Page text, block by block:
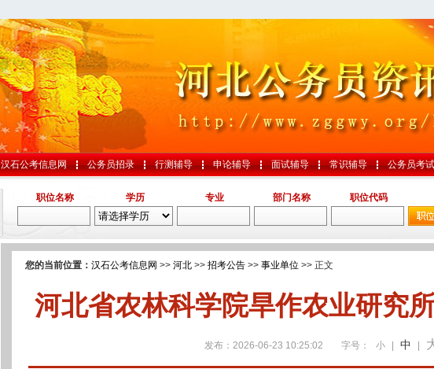
汉石公考信息网 公务员招录 行测辅导 申论辅导 面试辅导 常识辅导 公务员考
职位名称 学历 专业 部门名称 职位代码
您的当前位置： 汉石公考信息网 >> 河北 >> 招考公告 >> 事业单位 >> 正文
河北省农林科学院旱作农业研究
发布：2026-06-23 10:25:02 字号： 小 中